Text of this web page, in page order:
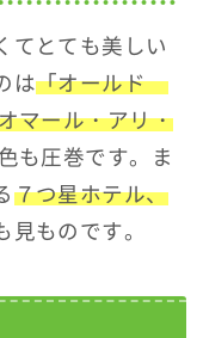
てとても美しい
は「オールド
マール・アリ・
も圧巻です。ま
７つ星ホテル、
見ものです。